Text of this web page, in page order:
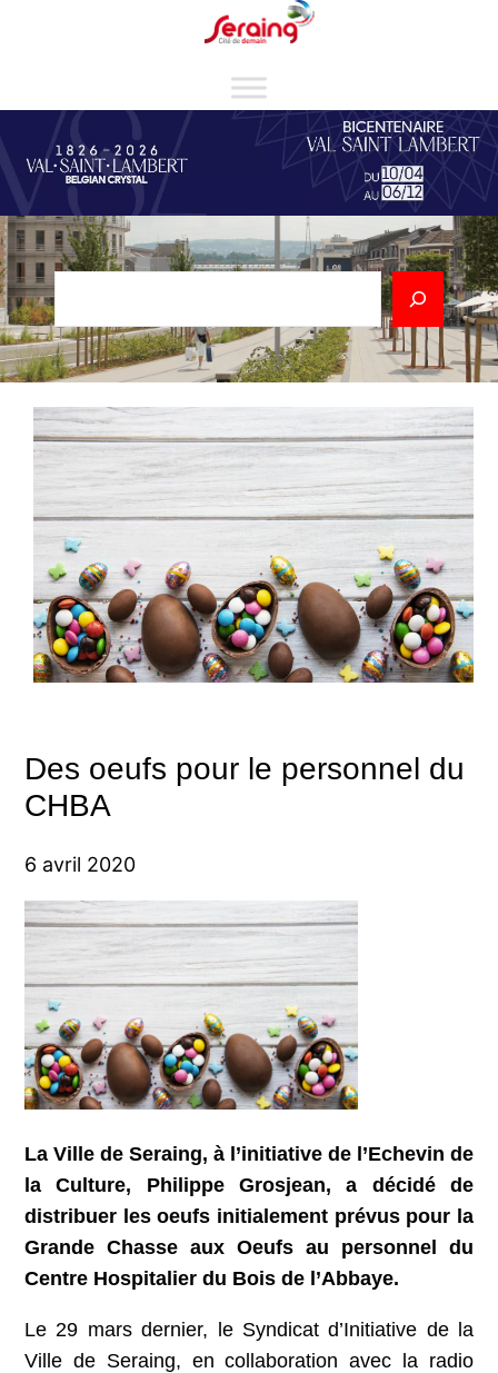
Rechercher
Des oeufs pour le personnel du
CHBA
6 avril 2020
La Ville de Seraing, à l’initiative de l’Echevin de
la Culture, Philippe Grosjean, a décidé de
distribuer les oeufs initialement prévus pour la
Grande Chasse aux Oeufs au personnel du
Centre Hospitalier du Bois de l’Abbaye.
Le 29 mars dernier, le Syndicat d’Initiative de la
Ville de Seraing, en collaboration avec la radio
Cookies management panel